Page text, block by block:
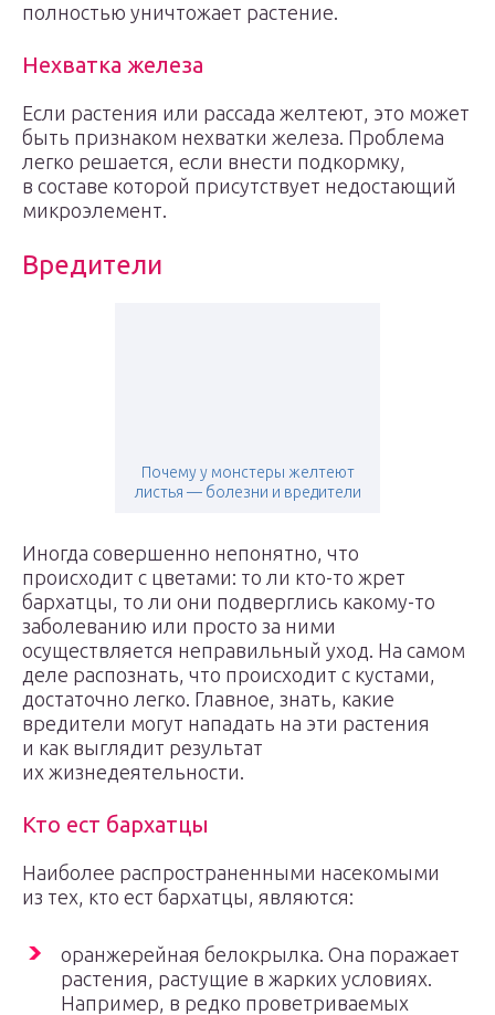
полностью уничтожает растение.
Нехватка железа
Если растения или рассада желтеют, это может
быть признаком нехватки железа. Проблема
легко решается, если внести подкормку,
в составе которой присутствует недостающий
микроэлемент.
Вредители
Почему у монстеры желтеют
листья — болезни и вредители
Иногда совершенно непонятно, что
происходит с цветами: то ли кто-то жрет
бархатцы, то ли они подверглись какому-то
заболеванию или просто за ними
осуществляется неправильный уход. На самом
деле распознать, что происходит с кустами,
достаточно легко. Главное, знать, какие
вредители могут нападать на эти растения
и как выглядит результат
их жизнедеятельности.
Кто ест бархатцы
Наиболее распространенными насекомыми
из тех, кто ест бархатцы, являются:
оранжерейная белокрылка. Она поражает
растения, растущие в жарких условиях.
Например, в редко проветриваемых